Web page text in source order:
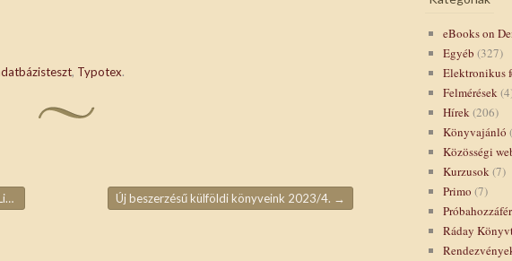
, Typotex.
Új beszerzésű külföldi könyveink 2023/4. →
eBooks on
Egyéb (327)
Elektronikus
Felmérések
Hírek(206)
Könyvajánló
Közösségi
Kurzusok(7)
Primo (7)
Ráday